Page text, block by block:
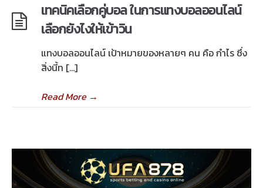
เทคนิคเลือกคู่บอล ในการแทงบอลออนไลน์
เลือกยังไงให้เข้าวิน
แทงบอลออนไลน์ เป้าหมายของหลายๆ คน คือ กำไร ซึ่ง
สิ่งนี้ท […]
Read More→